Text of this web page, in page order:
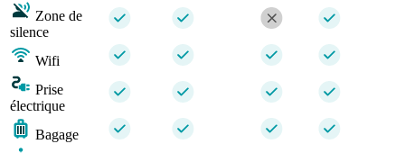
Zone de
silence
Wifi
Prise
électrique
Bagage